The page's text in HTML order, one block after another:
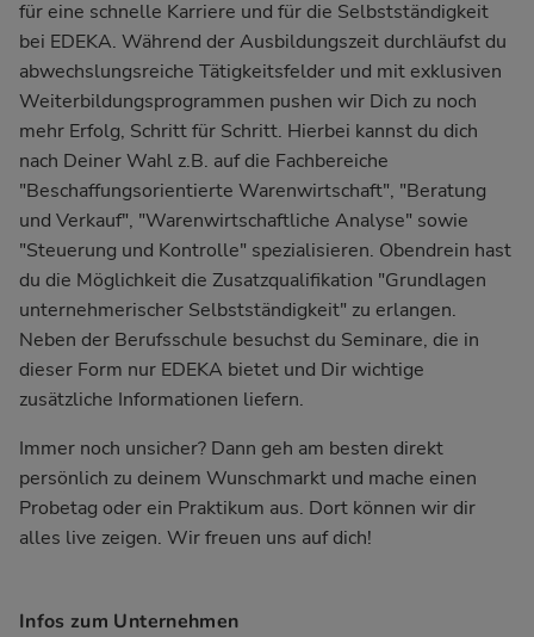
für eine schnelle Karriere und für die Selbstständigkeit
bei EDEKA. Während der Ausbildungszeit durchläufst du
abwechslungsreiche Tätigkeitsfelder und mit exklusiven
Weiterbildungsprogrammen pushen wir Dich zu noch
mehr Erfolg, Schritt für Schritt. Hierbei kannst du dich
nach Deiner Wahl z.B. auf die Fachbereiche
"Beschaffungsorientierte Warenwirtschaft", "Beratung
und Verkauf", "Warenwirtschaftliche Analyse" sowie
"Steuerung und Kontrolle" spezialisieren. Obendrein hast
du die Möglichkeit die Zusatzqualifikation "Grundlagen
unternehmerischer Selbstständigkeit" zu erlangen.
Neben der Berufsschule besuchst du Seminare, die in
dieser Form nur EDEKA bietet und Dir wichtige
zusätzliche Informationen liefern.
Immer noch unsicher? Dann geh am besten direkt
persönlich zu deinem Wunschmarkt und mache einen
Probetag oder ein Praktikum aus. Dort können wir dir
alles live zeigen. Wir freuen uns auf dich!
Infos zum Unternehmen